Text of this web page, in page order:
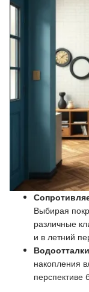
Выбирая
различные
и в летний
накопления
перспективе